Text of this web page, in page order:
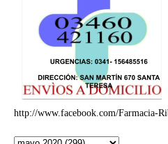
http://www.facebook.com/Farmacia-